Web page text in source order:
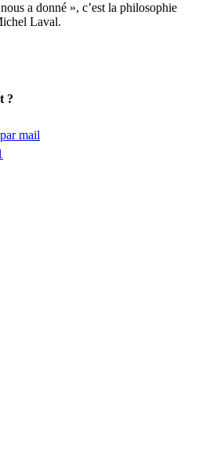
a donné », c’est la philosophie
Laval.
?
mail